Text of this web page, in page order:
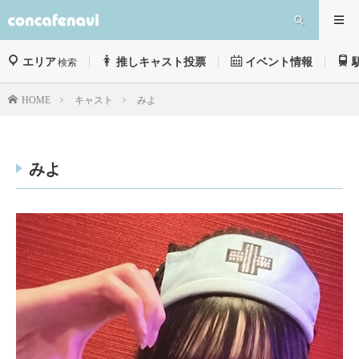
エリア検索 推しキャスト投票 イベント情報
HOME キャスト みよ
みよ